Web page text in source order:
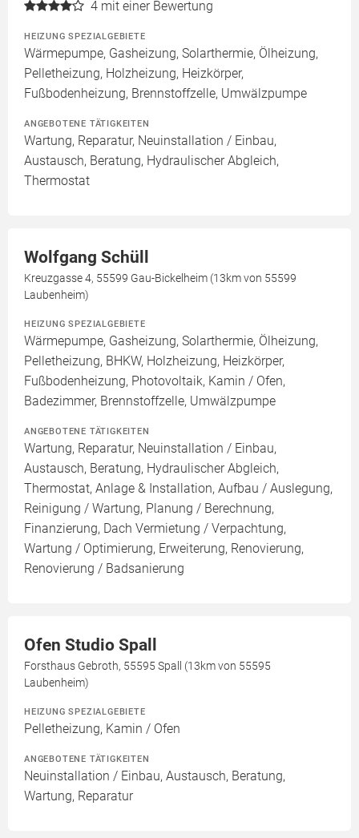
4 mit einer Bewertung
HEIZUNG SPEZIALGEBIETE
Wärmepumpe, Gasheizung, Solarthermie, Ölheizung,
Pelletheizung, Holzheizung, Heizkörper,
Fußbodenheizung, Brennstoffzelle, Umwälzpumpe
ANGEBOTENE TÄTIGKEITEN
Wartung, Reparatur, Neuinstallation / Einbau,
Austausch, Beratung, Hydraulischer Abgleich,
Thermostat
Wolfgang Schüll
Kreuzgasse 4, 55599 Gau-Bickelheim (13km von 55599
Laubenheim)
HEIZUNG SPEZIALGEBIETE
Wärmepumpe, Gasheizung, Solarthermie, Ölheizung,
Pelletheizung, BHKW, Holzheizung, Heizkörper,
Fußbodenheizung, Photovoltaik, Kamin / Ofen,
Badezimmer, Brennstoffzelle, Umwälzpumpe
ANGEBOTENE TÄTIGKEITEN
Wartung, Reparatur, Neuinstallation / Einbau,
Austausch, Beratung, Hydraulischer Abgleich,
Thermostat, Anlage & Installation, Aufbau / Auslegung,
Reinigung / Wartung, Planung / Berechnung,
Finanzierung, Dach Vermietung / Verpachtung,
Wartung / Optimierung, Erweiterung, Renovierung,
Renovierung / Badsanierung
Ofen Studio Spall
Forsthaus Gebroth, 55595 Spall (13km von 55595
Laubenheim)
HEIZUNG SPEZIALGEBIETE
Pelletheizung, Kamin / Ofen
ANGEBOTENE TÄTIGKEITEN
Neuinstallation / Einbau, Austausch, Beratung,
Wartung, Reparatur